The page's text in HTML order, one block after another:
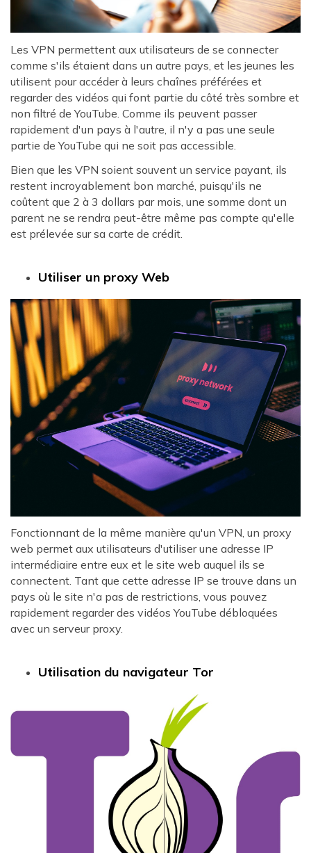
Les VPN permettent aux utilisateurs de se connecter
comme s'ils étaient dans un autre pays, et les jeunes les
utilisent pour accéder à leurs chaînes préférées et
regarder des vidéos qui font partie du côté très sombre et
non filtré de YouTube. Comme ils peuvent passer
rapidement d'un pays à l'autre, il n'y a pas une seule
partie de YouTube qui ne soit pas accessible.
Bien que les VPN soient souvent un service payant, ils
restent incroyablement bon marché, puisqu'ils ne
coûtent que 2 à 3 dollars par mois, une somme dont un
parent ne se rendra peut-être même pas compte qu'elle
est prélevée sur sa carte de crédit.
Utiliser un proxy Web
Fonctionnant de la même manière qu'un VPN, un proxy
web permet aux utilisateurs d'utiliser une adresse IP
intermédiaire entre eux et le site web auquel ils se
connectent. Tant que cette adresse IP se trouve dans un
pays où le site n'a pas de restrictions, vous pouvez
rapidement regarder des vidéos YouTube débloquées
avec un serveur proxy.
Utilisation du navigateur Tor